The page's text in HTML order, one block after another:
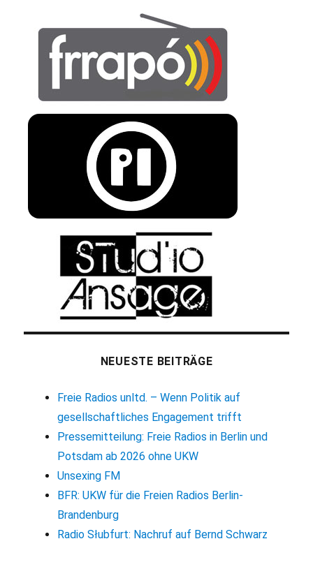
NEUESTE BEITRÄGE
Freie Radios unltd. – Wenn Politik auf
gesellschaftliches Engagement trifft
Pressemitteilung: Freie Radios in Berlin und
Potsdam ab 2026 ohne UKW
Unsexing FM
BFR: UKW für die Freien Radios Berlin-
Brandenburg
Radio Słubfurt: Nachruf auf Bernd Schwarz